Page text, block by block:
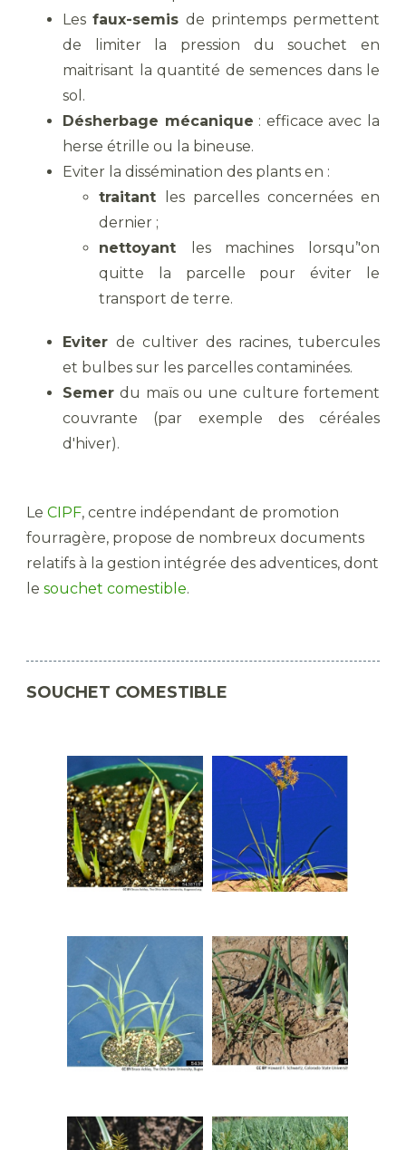
Lesfaux-semis de printemps permettent
de limiter la pression du souchet en
maitrisant la quantité de semences dans le
sol.
Désherbage mécanique : efficace avec la
herse étrille ou la bineuse.
Eviter la dissémination des plants en :
traitant
les parcelles concernées en
dernier ;
nettoyant
les machines lorsqu’'on
quitte la parcelle pour éviter le
transport de terre.
Eviter de cultiver des racines, tubercules
et bulbes sur les parcelles contaminées.
Semerdu maïs ou une culture fortement
couvrante (par exemple des céréales
d'hiver).
Le CIPF, centre indépendant de promotion
fourragère, propose de nombreux documents
relatifs à la gestion intégrée des adventices, dont
le souchet comestible.
SOUCHET COMESTIBLE